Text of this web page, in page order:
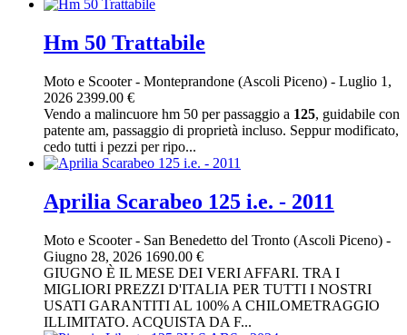
Hm 50 Trattabile
Moto e Scooter- Monteprandone (Ascoli Piceno) - Luglio 1,
2026 2399.00 €
Vendo a malincuore hm 50 per passaggio a 125, guidabile con
patente am, passaggio di proprietà incluso. Seppur modificato,
cedo tutti i pezzi per ripo...
Aprilia Scarabeo 125 i.e. - 2011
Moto e Scooter- San Benedetto del Tronto (Ascoli Piceno) -
Giugno 28, 2026 1690.00 €
GIUGNO È IL MESE DEI VERI AFFARI. TRA I
MIGLIORI PREZZI D'ITALIA PER TUTTI I NOSTRI
USATI GARANTITI AL 100% A CHILOMETRAGGIO
ILLIMITATO. ACQUISTA DA F...